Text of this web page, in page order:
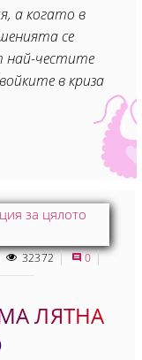
а когато в
се
най-честите
в криза
32372 0
ЛЯТНА